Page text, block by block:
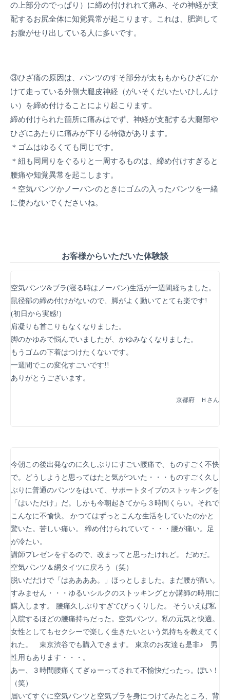
の上部分のでっぱり）に締め付けれれて痛み、その神経が支
配するお尻全体に知覚異常が起こります。これは、肥満して
お腹がせり出している人に多いです。
③ひざ痛の原因は、パンツのすそ部分が太ももからひざにか
けて走っている外側大腿皮神経（がいそくだいたいひしんけ
い）を締め付けることにより起こります。
締め付けられた箇所に痛みはでず、神経が支配する大腿部や
ひざにあたりに痛みが下りる特徴があります。
＊ゴムはゆるくても同じです。
＊紐も同周りをぐるりと一周するものは、締め付けすぎると
腰痛や知覚異常を起こします。
＊空気パンツかノーパンのときにゴムの入ったパンツを一緒
に使わないでくださいね。
お客様からいただいた体験談
空気パンツ&ブラ(寝る時はノーパン)生活が一週間経ちました。
鼠径部の締め付けがないので、脚がよく動いてとても楽です!
(初日から実感!)
肩凝りも首こりもなくなりました。
脚のかゆみで悩んでいましたが、かゆみなくなりました。
もうゴムの下着はつけたくないです。
一週間でこの変化すごいです!!
ありがとうございます。
京都府 Ｈさん
今朝この後出発なのに久しぶりにすごい腰痛で、ものすごく不快
で。どうしようと思ってはたと気がついた・・・ものすごく久し
ぶりに普通のパンツをはいて、サポートタイプのストッキングを
「はいただけ」だ。しかも今朝起きてから３時間くらい。それで
こんなに不愉快。 かつてはずっとこんな生活をしていたのかと
驚いた。苦しい痛い。 締め付けられていて・・・腰が痛い。足
が冷たい。
講師プレゼンをするので、改まってと思ったけれど。 だめだ。
空気パンツ＆網タイツに戻ろう（笑）
脱いだだけで「はああああ。」ほっとしました。まだ腰が痛い。
すみません・・・ゆるいシルクのストッキングとか講師の時用に
購入します。 腰痛久しぶりすぎてびっくりした。 そういえば私
入院するほどの腰痛持ちだった。空気パンツ。私の元気と快適。
女性としてもセクシーで楽しく生きたいという気持ちを教えてく
れた。 東京渋谷でも購入できます。 東京のお友達も是非♪ 男
性用もあります・・・。
あー、３時間腰痛くてぎゅーってされて不愉快だったっ。ぽい！
（笑）
届いてすぐに空気パンツと空気ブラを身につけてみたところ、背